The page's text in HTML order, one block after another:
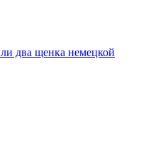
два щенка немецкой